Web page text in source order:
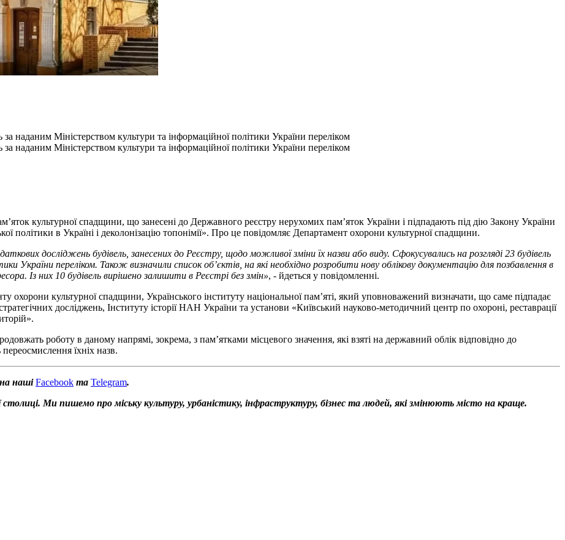
за наданим Міністерством культури та інформаційної політики України переліком
за наданим Міністерством культури та інформаційної політики України переліком
культурної спадщини, що занесені до Державного реєстру нерухомих пам’яток України і підпадають під дію Закону України
політики в Україні і деколонізацію топонімії». Про це повідомляє Департамент охорони культурної спадщини.
досліджень будівель, занесених до Реєстру, щодо можливої зміни їх назви або виду. Сфокусувались на розгляді 23 будівель
України переліком. Також визначили список об’єктів, на які необхідно розробити нову облікову документацію для позбавлення в
Із них 10 будівель вирішено залишити в Реєстрі без змін», - йдеться у повідомленні.
охорони культурної спадщини, Українського інституту національної пам’яті, який уповноважений визначати, що саме підпадає
досліджень, Інституту історії НАН України та установи «Київський науково-методичний центр по охороні, реставрації
роботу в даному напрямі, зокрема, з пам’ятками місцевого значення, які взяті на державний облік відповідно до
їхніх назв.
нашіFacebook та Telegram.
столиці. Ми пишемо про міську культуру, урбаністику, інфраструктуру, бізнес та людей, які змінюють місто на краще.